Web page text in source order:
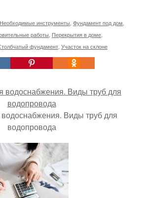
Необходимые инструменты Фундамент под дом
работы Перекрытия в доме
фундамент Участок на склоне
Виды труб для
водопровода